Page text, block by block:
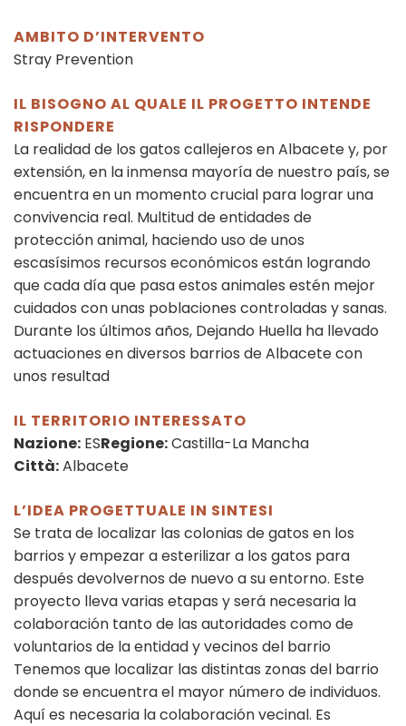
AMBITO D’INTERVENTO
Stray Prevention
IL BISOGNO AL QUALE IL PROGETTO INTENDE
RISPONDERE
La realidad de los gatos callejeros en Albacete y, por
extensión, en la inmensa mayoría de nuestro país, se
encuentra en un momento crucial para lograr una
convivencia real. Multitud de entidades de
protección animal, haciendo uso de unos
escasísimos recursos económicos están logrando
que cada día que pasa estos animales estén mejor
cuidados con unas poblaciones controladas y sanas.
Durante los últimos años, Dejando Huella ha llevado
actuaciones en diversos barrios de Albacete con
unos resultad
IL TERRITORIO INTERESSATO
Nazione: ESRegione:Castilla-La Mancha
Città:Albacete
L’IDEA PROGETTUALE IN SINTESI
Se trata de localizar las colonias de gatos en los
barrios y empezar a esterilizar a los gatos para
después devolvernos de nuevo a su entorno. Este
proyecto lleva varias etapas y será necesaria la
colaboración tanto de las autoridades como de
voluntarios de la entidad y vecinos del barrio
Tenemos que localizar las distintas zonas del barrio
donde se encuentra el mayor número de individuos.
Aquí es necesaria la colaboración vecinal. Es